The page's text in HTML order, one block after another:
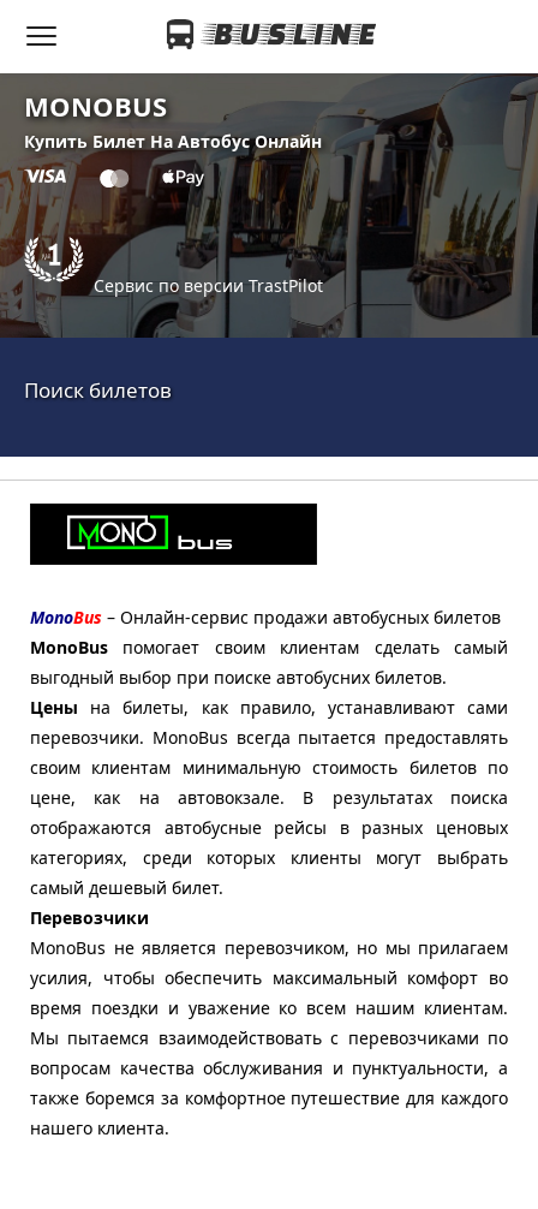
MONOBUS
Купить Билет На Автобус Онлайн
Сервис по версии TrastPilot
Поиск билетов
MonoBus – Онлайн-сервис продажи автобусных билетов
MonoBus помогает своим клиентам сделать самый
выгодный выбор при поиске автобусних билетов.
Цены на билеты, как правило, устанавливают сами
перевозчики. MonoBus всегда пытается предоставлять
своим клиентам минимальную стоимость билетов по
цене, как на автовокзале. В результатах поиска
отображаются автобусные рейсы в разных ценовых
категориях, среди которых клиенты могут выбрать
самый дешевый билет.
Перевозчики
MonoBus не является перевозчиком, но мы прилагаем
усилия, чтобы обеспечить максимальный комфорт во
время поездки и уважение ко всем нашим клиентам.
Мы пытаемся взаимодействовать с перевозчиками по
вопросам качества обслуживания и пунктуальности, а
также боремся за комфортное путешествие для каждого
нашего клиента.